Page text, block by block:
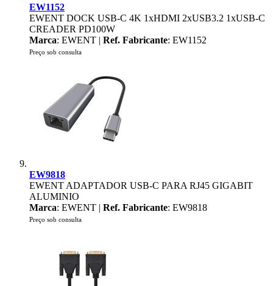
EW1152
EWENT DOCK USB-C 4K 1xHDMI 2xUSB3.2 1xUSB-C
CREADER PD100W
Marca: EWENT | Ref. Fabricante: EW1152
Preço sob consulta
EW9818
EWENT ADAPTADOR USB-C PARA RJ45 GIGABIT
ALUMINIO
Marca: EWENT | Ref. Fabricante: EW9818
Preço sob consulta